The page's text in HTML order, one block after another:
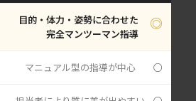
目的・体力・姿勢に合わせた
完全マンツーマン指導
◎
マニュアル型の指導が中心 ○